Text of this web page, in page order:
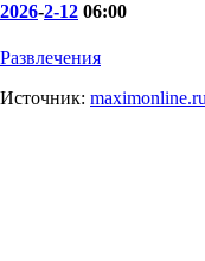
2026-2-12 06:00
Развлечения
Источник: maximonline.ru